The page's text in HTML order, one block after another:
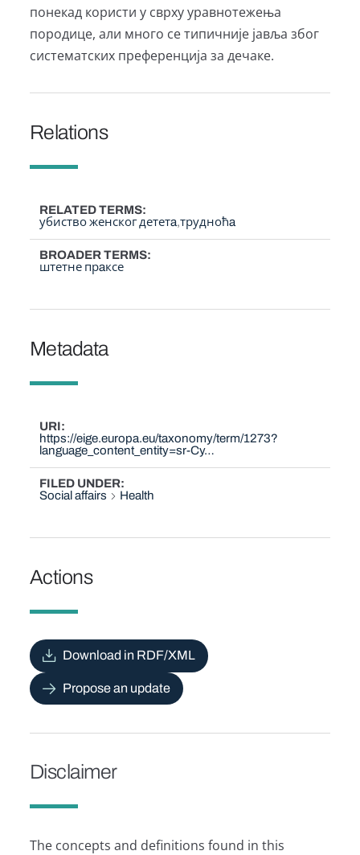
понекад користи у сврху уравнотежења
породице, али много се типичније јавља због
систематских преференција за дечаке.
Relations
RELATED TERMS
убиство женског дететa трудноћa
BROADER TERMS
штетне прaксе
Metadata
URI
https://eige.europa.eu/taxonomy/term/1273?
language_content_entity=sr-Cy…
FILED UNDER
Social affairs
Health
Actions
Download in RDF/XML
Propose an update
Disclaimer
The concepts and definitions found in this